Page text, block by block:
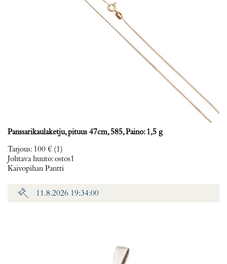
Panssarikaulaketju, pituus 47cm, 585, Paino: 1,5 g
Tarjous: 100 € (1)
Johtava huuto:ostos1
Kaivopihan Pantti
11.8.2026 19:34:00